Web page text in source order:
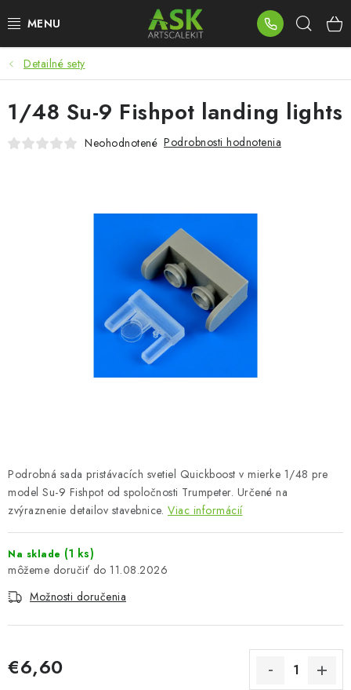
na
BLOG
SUMMER DAYS
WARHAMMER
VOUCHERS
PREDÁVANÉ ZNAČKY
O Nás Moja objednávka
FAQ
Výstavy 2026
Detailné sety
Podrobná sada pristávacích svetiel Quickboost v mierke 1/48 pre
model Su-9 Fishpot od spoločnosti Trumpeter. Určené na
zvýraznenie detailov stavebnice. Viac informácií
Na sklade (1 ks)
11.08.2026
Možnosti doručenia
€6,60
1/48 Su-9 Fishpot landing lights
Neohodnotené Podrobnosti hodnotenia